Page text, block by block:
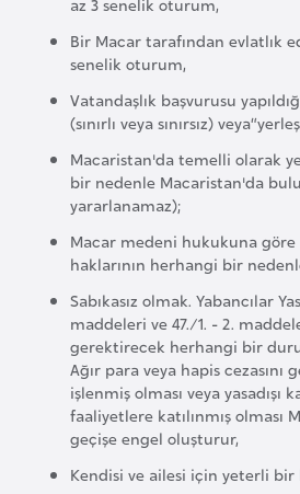
Bir Macar tarafından evlatlık
senelik oturum,
Vatandaşlık başvurusu
(sınırlı veya sınırsız)
Macaristan'da temelli olarak
bir nedenle Macaristan'da
yararlanamaz);
Macar medeni hukukuna
haklarının herhangi bir
Sabıkasız olmak. Yabancılar
maddeleri ve 47./1. - 2.
gerektirecek herhangi bir
Ağır para veya hapis cezasını
işlenmiş olması veya
faaliyetlere katılınmış olması
geçişe engel oluşturur,
Kendisi ve ailesi için yeterli